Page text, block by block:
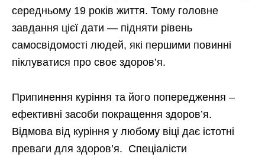
середньому 19 років життя. Тому головне
завдання цієї дати — підняти рівень
самосвідомості людей, які першими повинні
піклуватися про своє здоров’я.
Припинення куріння та його попередження –
ефективні засоби покращення здоров’я.
Відмова від куріння у любому віці дає істотні
преваги для здоров’я. Спеціалісти